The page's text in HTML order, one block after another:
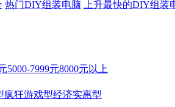
热门DIY组装电脑 上升最快的DIY组装
5000-7999元8000元以上
疯狂游戏型经济实惠型